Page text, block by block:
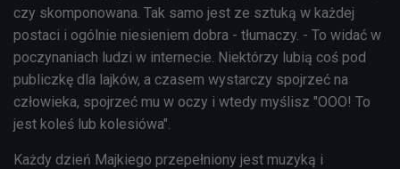
czy skomponowana. Tak samo jest ze sztuką w każdej
postaci i ogólnie niesieniem dobra - tłumaczy. - To widać w
poczynaniach ludzi w internecie. Niektórzy lubią coś pod
publiczkę dla lajków, a czasem wystarczy spojrzeć na
człowieka, spojrzeć mu w oczy i wtedy myślisz "OOO! To
jest koleś lub kolesiówa".
Każdy dzień Majkiego przepełniony jest muzyką i